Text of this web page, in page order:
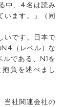
中、4名は読み
います。」（同
いです。日本で
N4（レベル）な
である、N1を
負を述べまし
当社関連会社の